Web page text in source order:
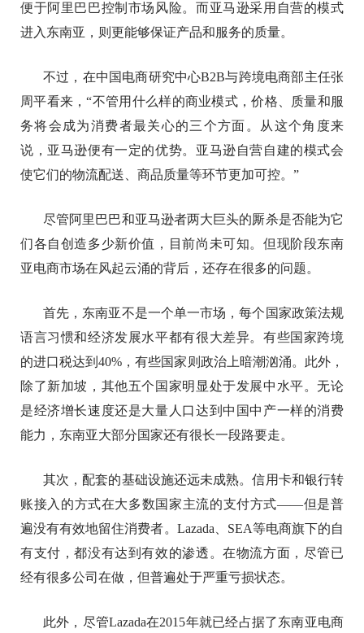
便于阿里巴巴控制市场风险。而亚马逊采用自营的模式
进入东南亚，则更能够保证产品和服务的质量。
不过，在中国电商研究中心B2B与跨境电商部主任张
周平看来，“不管用什么样的商业模式，价格、质量和服
务将会成为消费者最关心的三个方面。从这个角度来
说，亚马逊便有一定的优势。亚马逊自营自建的模式会
使它们的物流配送、商品质量等环节更加可控。”
尽管阿里巴巴和亚马逊者两大巨头的厮杀是否能为它
们各自创造多少新价值，目前尚未可知。但现阶段东南
亚电商市场在风起云涌的背后，还存在很多的问题。
首先，东南亚不是一个单一市场，每个国家政策法规
语言习惯和经济发展水平都有很大差异。有些国家跨境
的进口税达到40%，有些国家则政治上暗潮汹涌。此外，
除了新加坡，其他五个国家明显处于发展中水平。无论
是经济增长速度还是大量人口达到中国中产一样的消费
能力，东南亚大部分国家还有很长一段路要走。
其次，配套的基础设施还远未成熟。信用卡和银行转
账接入的方式在大多数国家主流的支付方式——但是普
遍没有有效地留住消费者。Lazada、SEA等电商旗下的自
有支付，都没有达到有效的渗透。在物流方面，尽管已
经有很多公司在做，但普遍处于严重亏损状态。
此外，尽管Lazada在2015年就已经占据了东南亚电商